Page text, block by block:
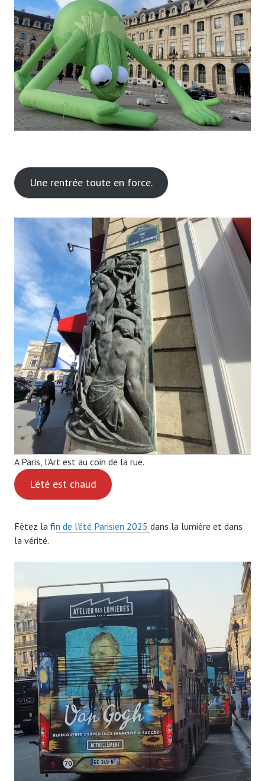
Une rentrée toute en force.
A Paris, l’Art est au coin de la rue.
L’été est chaud
Fêtez la fin de l’été Parisien 2025 dans la lumière et dans
la vérité.